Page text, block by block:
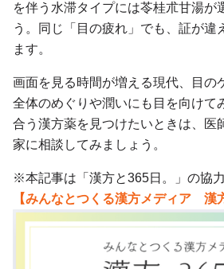
を伴う水滞タイプには苓桂朮甘湯が
う。同じ「目の疲れ」でも、証が違
ます。
画面を見る時間が増える現代、目の
全体のめぐりや潤いにも目を向けて
合う漢方薬を見つけたいときは、医
家に相談してみましょう。
※本記事は「漢方と365日。」の協
【みんなとつくる漢方メディア 漢